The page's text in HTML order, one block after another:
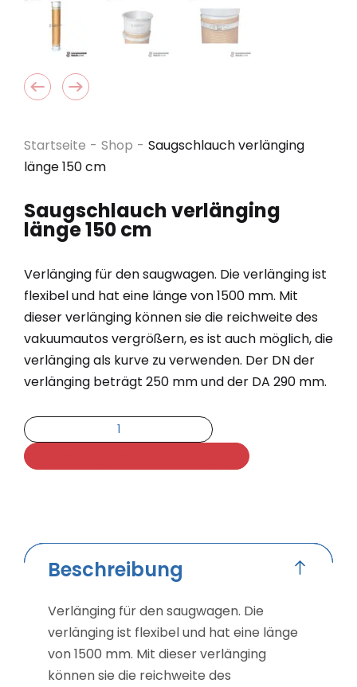
Startseite - Shop - Saugschlauch verlänging
länge 150 cm
Saugschlauch verlänging
länge 150 cm
Verlänging für den saugwagen. Die verlänging ist
flexibel und hat eine länge von 1500 mm. Mit
dieser verlänging können sie die reichweite des
vakuumautos vergrößern, es ist auch möglich, die
verlänging als kurve zu verwenden. Der DN der
verlänging beträgt 250 mm und der DA 290 mm.
Beschreibung
Verlänging für den saugwagen. Die
verlänging ist flexibel und hat eine länge
von 1500 mm. Mit dieser verlänging
können sie die reichweite des